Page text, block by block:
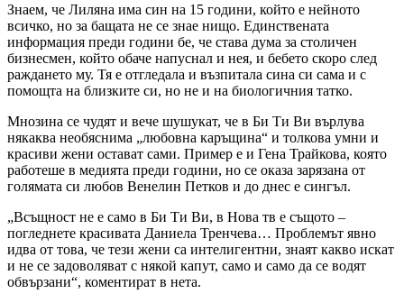
Знаем, че Лиляна има син на 15 години, който е нейното
всичко, но за бащата не се знае нищо. Единствената
информация преди години бе, че става дума за столичен
бизнесмен, който обаче напуснал и нея, и бебето скоро след
раждането му. Тя е отгледала и възпитала сина си сама и с
помощта на близките си, но не и на биологичния татко.
Мнозина се чудят и вече шушукат, че в Би Ти Ви върлува
някаква необяснима „любовна каръщина“ и толкова умни и
красиви жени остават сами. Пример е и Гена Трайкова, която
работеше в медията преди години, но се оказа зарязана от
голямата си любов Венелин Петков и до днес е сингъл.
„Всъщност не е само в Би Ти Ви, в Нова тв е същото –
погледнете красивата Даниела Тренчева… Проблемът явно
идва от това, че тези жени са интелигентни, знаят какво искат
и не се задоволяват с някой капут, само и само да се водят
обвързани“, коментират в нета.